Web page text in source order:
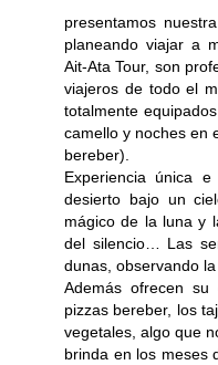
presentamos
planeando viajar a
Ait-Ata Tour, son
viajeros de todo el
totalmente
camello y noches en
bereber).
Experiencia única
desierto bajo un
mágico de la luna y
del silencio… Las
dunas, observando
Además ofrecen su
pizzas bereber, los
vegetales, algo que
brinda en los meses